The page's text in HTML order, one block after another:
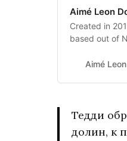
Aimé Leon
Created in
based out of
Aimé
Тедди
долин, к